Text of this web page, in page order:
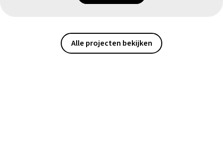
Alle projecten bekijken